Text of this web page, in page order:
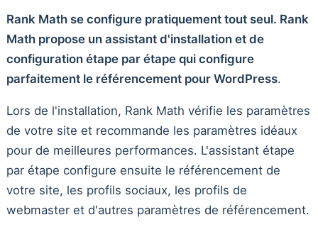
Rank Math se configure pratiquement tout seul. Rank
Math propose un assistant d'installation et de
configuration étape par étape qui configure
parfaitement le référencement pour WordPress.
Lors de l'installation, Rank Math vérifie les paramètres
de votre site et recommande les paramètres idéaux
pour de meilleures performances. L'assistant étape
par étape configure ensuite le référencement de
votre site, les profils sociaux, les profils de
webmaster et d'autres paramètres de référencement.